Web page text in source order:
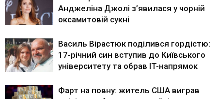
Анджеліна Джолі з’явилася у чорній
оксамитовій сукні
Василь Вірастюк поділився гордістю:
17-річний син вступив до Київського
університету та обрав IT-напрямок
Фарт на повну: житель США виграв